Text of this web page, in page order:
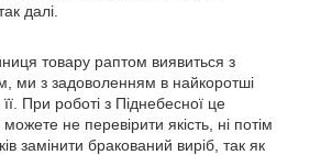
далі.
товару раптом виявиться з
ми з задоволенням в найкоротші
При роботі з Піднебесної це
не перевірити якість, ні потім
замінити бракований виріб, так як